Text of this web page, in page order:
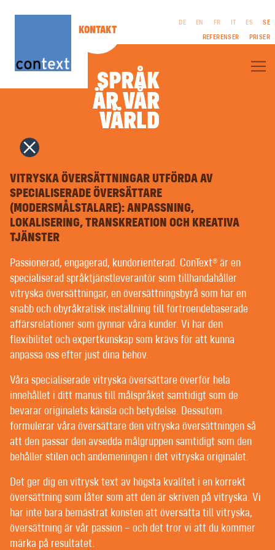
SPRÅK
ÄR VÅR
VÄRLD
ÄR VÅR
VÄRLD
DE EN FR IT ES
SE
REFERENSER
PRISER
FACKÖVERSÄTTNINGAR
LITTERÄRA ÖVERSÄTTNINGAR
FILM & TV | MANUS
FÖRETAGSPUBLIKATIONER
COPYWRITING | REKLAMTEXTER
PR | OFFENTLIGT ARBETE
NAMNGIVNING | VARUMÄRKEN
GRAFISK FORMGIVNING | MULTIMEDIA
TYPSÄTTNING PÅ FRÄMMANDE SPRÅK | PREPRESS
RÖSTINSPELNING | VOICEOVERS
SPRÅKUNDERVISNING | COACHNING
MASKINÖVERSÄTTNING MED ARTIFICIELL INTELLIGENS
POST-EDITING | SPRÅKGRANSKNING
TEXTREDIGERING OCH KORREKTURLÄSNING
VÄLKOMMEN TILL CONTEXT® –
ÖVERSÄTTNING | TEXTFÖRFATTANDE |
REDIGERING
FÖRMÅNSKUNDER FÅR BÄSTA MÖJLIGA
PERSONLIGA SERVICE HOS OSS. VILKEN TUR ATT
ALLA VÅRA KUNDER ÄR FÖRMÅNSKUNDER.
inte hävdar att de erbjuder sina kunder personlig
service som bygger på ömsesidigt förtroende – men
det kan tolkas på olika sätt.
Vissa språktjänstföretag har projektledare som ofta
RÄTTSLIGT
VILLKOR
INTEGRITETSPOLICY
VITRYSKA ÖVERSÄTTNINGAR UTFÖRDA AV
SPECIALISERADE ÖVERSÄTTARE
(MODERSMÅLSTALARE): ANPASSNING,
LOKALISERING, TRANSKREATION OCH KREATIVA
TJÄNSTER
Passionerad, engagerad, kundorienterad. ConText® är en
specialiserad språktjänstleverantör som tillhandahåller
vitryska översättningar, en översättningsbyrå som har en
snabb och obyråkratisk inställning till förtroendebaserade
affärsrelationer som gynnar våra kunder. Vi har den
flexibilitet och expertkunskap som krävs för att kunna
anpassa oss efter just dina behov.
Våra specialiserade vitryska översättare överför hela
innehållet i ditt manus till målspråket samtidigt som de
bevarar originalets känsla och betydelse. Dessutom
formulerar våra översättare den vitryska översättningen så
att den passar den avsedda målgruppen samtidigt som den
behåller stilen och andemeningen i det vitryska originalet.
Det ger dig en vitrysk text av högsta kvalitet i en korrekt
översättning som låter som att den är skriven på vitryska. Vi
har inte bara bemästrat konsten att översätta till vitryska,
översättning är vår passion – och det tror vi att du kommer
märka på resultatet.
KONTAKT